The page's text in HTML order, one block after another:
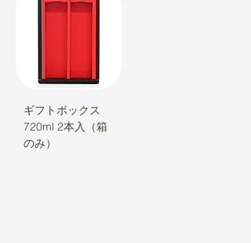
ギフトボックス
720ml 2本入（箱
のみ）